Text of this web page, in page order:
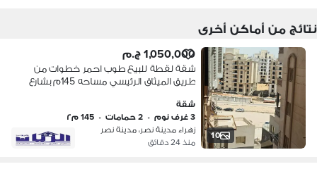
نتائج من أماكن أخرى
10
1,050,000 ج.م
شقة لقطة للبيع طوب احمر خطوات من
طريق الميثاق الرئيسي مساحه 145م بشارع
شقة
3 غرف نوم
• 2 حمامات • 145 م٢
زهراء مدينة نصر، مدينة نصر
منذ 24 دقائق